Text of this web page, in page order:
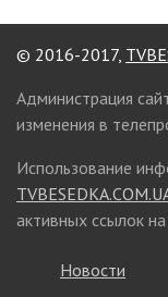
© 2016-2017,
Администрация
изменения в
Использование
активных ссылок
Новости